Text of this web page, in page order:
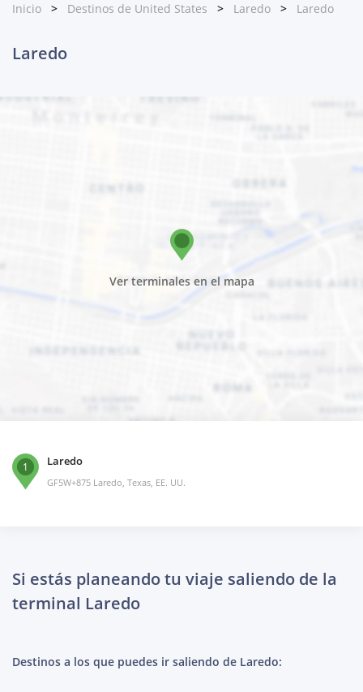
Inicio Destinos de United States Laredo Laredo
Laredo
Ver terminales en el mapa
1 Laredo
GF5W+875 Laredo, Texas, EE. UU.
Si estás planeando tu viaje saliendo de la
terminal Laredo
Destinos a los que puedes ir saliendo de Laredo: